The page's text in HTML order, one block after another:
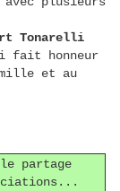
Tonarelli
fait honneur
et au
partage